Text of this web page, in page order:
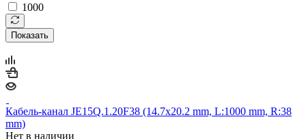
1000
Показать
Кабель-канал JE15Q.1.20F38 (14.7х20.2 mm, L:1000 mm, R:38
mm)
Нет в наличии